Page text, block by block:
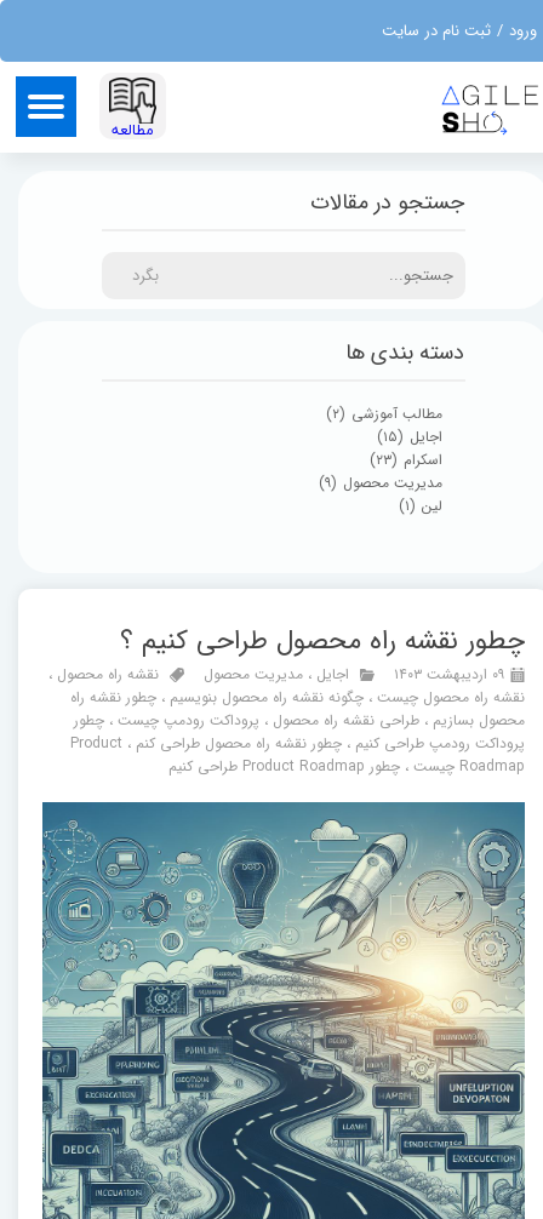
ورود / ثبت نام در سایت
حساب کاربری من
تغییر گذر واژه
​مطالعه
چطور نقشه راه محصول طراحی کنیم ؟
۰۹ اردیبهشت ۱۴۰۳ اجایل ، مدیریت محصول نقشه راه محصول ،
نقشه راه محصول چیست ، چگونه نقشه راه محصول بنویسیم ، چطور نقشه راه
محصول بسازیم ، طراحی نقشه راه محصول ، پروداکت رودمپ چیست ، چطور
پروداکت رودمپ طراحی کنیم ، چطور نقشه راه محصول طراحی کنم ، Product
Roadmap چیست
، چطور Product Roadmap طراحی کنیم
دسته بندی ها
مطالب آموزشی (۲)
اجایل (۱۵)
اسکرام (۲۳)
مدیریت محصول (۹)
لین (۱)
جستجو در مقالات
بگرد